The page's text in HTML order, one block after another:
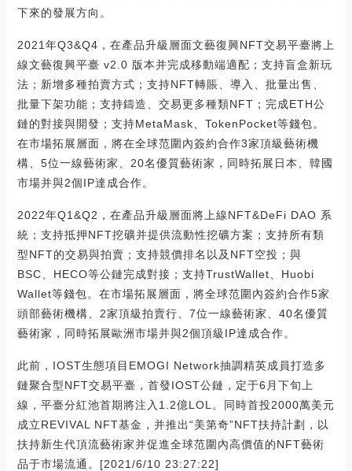
下來的發展方向。
2021年Q3&Q4，在產品升級層面文藝復興NFT交易平臺將上
線文藝復興平臺 v2.0 版本并完成移動端適配；支持盲盒新玩
法；新增多種拍賣方式；支持NFT轉賬、導入、批量出售、
批量下架功能；支持鑄造、交易更多種類NFT；完成ETH公
鏈的對接與開發；支持MetaMask、TokenPocket等錢包。
在市場拓展層面，將在全球范圍內簽約合作3家頂級藝術機
構、5位一線藝術家、20名優質藝術家，同時拓展日本、韓國
市場并與2個IP達成合作。
2022年Q1&Q2，在產品升級層面將上線NFT&DeFi DAO 系
統；支持抵押NFT挖礦并提供流動性挖礦方案；支持所有類
型NFT的交易與拍賣；支持競價排名以及NFT空投；與
BSC、HECO等公鏈完成對接；支持TrustWallet、Huobi
Wallet等錢包。在市場拓展層面，將全球范圍內簽約合作5家
頭部藝術機構、2家頂級拍賣行、7位一線藝術家、40名優質
藝術家，同時拓展歐洲市場并與2個頂級IP達成合作。
此前，IOST生態項目EMOGI Network抽調精英成員打造多
鏈聚合型NFT交易平臺，首發IOST公鏈，定于6月下旬上
線，平臺分紅池首期將注入1.2億LOL。同時首投2000萬美元
成立REVIVAL NFT基金，并推出“美第奇”NFT扶持計劃，以
扶持新生代頂流藝術家并促進全球范圍內高價值的NFT藝術
品于市場流通。[2021/6/10 23:27:22]